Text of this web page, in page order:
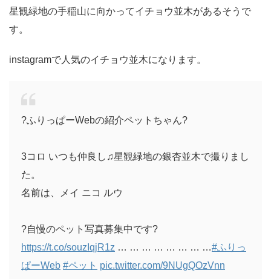
星観緑地の手稲山に向かってイチョウ並木があるそうで
す。
instagramで人気のイチョウ並木になります。
?ふりっぱーWebの紹介ペットちゃん?
3コロ いつも仲良し♫星観緑地の銀杏並木で撮りまし
た。
名前は、メイ ニコ ルウ
?自慢のペット写真募集中です?
https://t.co/souzIqjR1z … … … … … … … …#ふりっ
ぱーWeb #ペット pic.twitter.com/9NUgQOzVnn